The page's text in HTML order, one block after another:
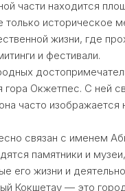
части находится
только историческое
жизни, где
и фестивали.
гора Окжетпес. С ней
часто изображается
связан с именем
памятники и музеи,
его жизни и
Кокшетау — это